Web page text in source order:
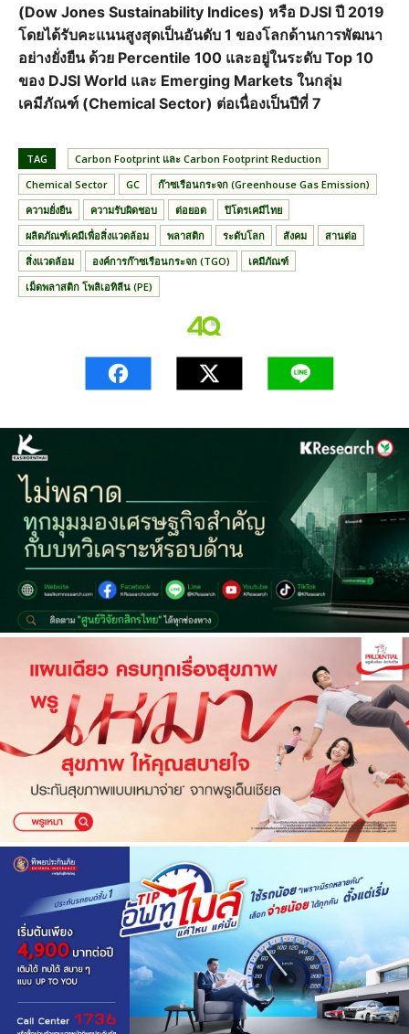
(Dow Jones Sustainability Indices) หรือ DJSI ปี 2019
โดยได้รับคะแนนสูงสุดเป็นอันดับ 1 ของโลกด้านการพัฒนา
อย่างยั่งยืน ด้วย Percentile 100 และอยู่ในระดับ Top 10
ของ DJSI World และ Emerging Markets ในกลุ่ม
เคมีภัณฑ์ (Chemical Sector) ต่อเนื่องเป็นปีที่ 7
TAG
Carbon Footprint และ Carbon Footprint Reduction
Chemical Sector
GC
ก๊าซเรือนกระจก (Greenhouse Gas Emission)
ความยั่งยืน
ความรับผิดชอบ ต่อยอด
ปิโตรเคมีไทย
ผลิตภัณฑ์เคมีเพื่อสิ่งแวดล้อม
พลาสติก ระดับโลก สังคม
สานต่อ
สิ่งแวดล้อม
องค์การก๊าซเรือนกระจก (TGO)
เคมีภัณฑ์
เม็ดพลาสติก โพลิเอทิลีน (PE)